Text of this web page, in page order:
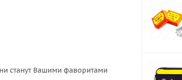
станут Вашими фаворитами